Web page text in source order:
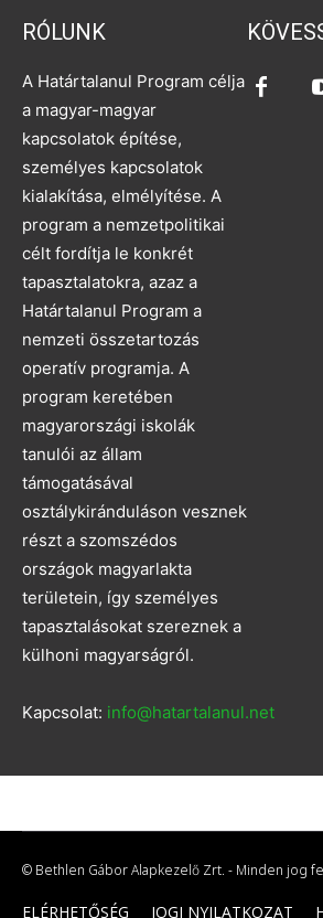
RÓLUNK
A Határtalanul Program célja
a magyar-magyar
kapcsolatok építése,
személyes kapcsolatok
kialakítása, elmélyítése. A
program a nemzetpolitikai
célt fordítja le konkrét
tapasztalatokra, azaz a
Határtalanul Program a
nemzeti összetartozás
operatív programja. A
program keretében
magyarországi iskolák
tanulói az állam
támogatásával
osztálykiránduláson vesznek
részt a szomszédos
országok magyarlakta
területein, így személyes
tapasztalásokat szereznek a
külhoni magyarságról.
Kapcsolat: info@hatartalanul.net
© Bethlen Gábor Alapkezelő Zrt. - Minden jog
ELÉRHETŐSÉG JOGI NYILATKOZAT